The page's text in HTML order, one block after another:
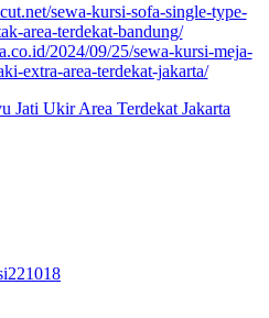
sewa-kursi-sofa-single-type-
area-terdekat-bandung/
2024/09/25/sewa-kursi-meja-
extra-area-terdekat-jakarta/